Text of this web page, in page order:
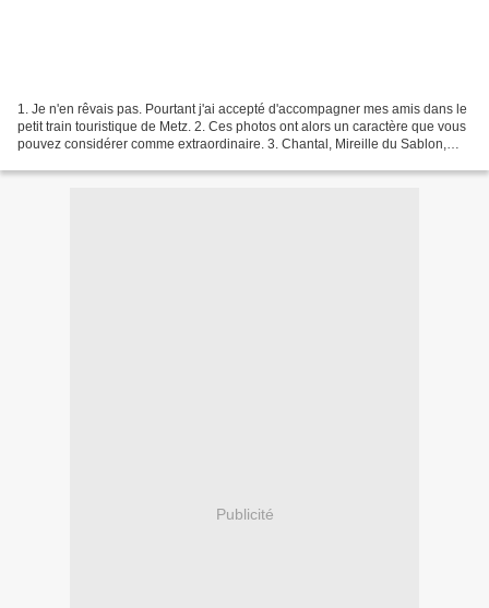
1. Je n'en rêvais pas. Pourtant j'ai accepté d'accompagner mes amis dans le
petit train touristique de Metz. 2. Ces photos ont alors un caractère que vous
pouvez considérer comme extraordinaire. 3. Chantal, Mireille du Sablon,
Publicité